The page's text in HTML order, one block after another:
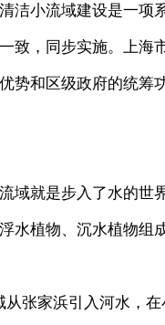
洁小流域建设是一项
致，同步实施。上
势和区级政府的统
域就是步入了水的世
水植物、沉水植物组
从张家浜引入河水，